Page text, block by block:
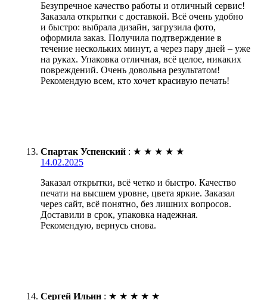
Безупречное качество работы и отличный сервис!
Заказала открытки с доставкой. Всё очень удобно
и быстро: выбрала дизайн, загрузила фото,
оформила заказ. Получила подтверждение в
течение нескольких минут, а через пару дней – уже
на руках. Упаковка отличная, всё целое, никаких
повреждений. Очень довольна результатом!
Рекомендую всем, кто хочет красивую печать!
Спартак Успенский : ★ ★ ★ ★ ★
14.02.2025
Заказал открытки, всё четко и быстро. Качество
печати на высшем уровне, цвета яркие. Заказал
через сайт, всё понятно, без лишних вопросов.
Доставили в срок, упаковка надежная.
Рекомендую, вернусь снова.
Сергей Ильин : ★ ★ ★ ★ ★